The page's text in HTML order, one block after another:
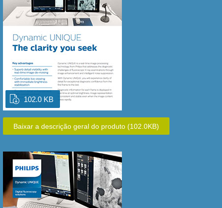
102.0 KB
Baixar a descrição geral do produto (102.0KB)